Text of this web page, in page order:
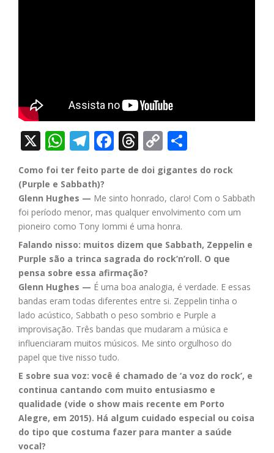
X WhatsApp
Telegram
Facebook
Threads
Copy
Link
Como foi ter feito parte de doi gigantes do rock
(Purple e Sabbath)?
Glenn Hughes — Me sinto honrado, claro! Com o Sabbath
foi período menor, mas qualquer envolvimento com um
pioneiro como Tony Iommi é uma honra.
Falando nisso: muitos dizem que Sabbath, Zeppelin e
Purple são a trinca sagrada do rock’n’roll. O que
pensa sobre essa afirmação?
Glenn Hughes — É uma boa analogia, é verdade. E essas
bandas eram todas diferentes entre si. Zeppelin tinha o
lado acústico, Sabbath o peso sombrio e Purple a
improvisação. Três bandas que mudaram a música e
influenciaram muitos músicos. Me sinto orgulhoso do
papel que tive nisso tudo.
E sobre sua voz: você é chamado de ‘a voz do rock’, e
continua cantando com muito entusiasmo e
qualidade (vide o show mais recente em Porto
Alegre, em 2015). Há algum cuidado especial ou coisa
do tipo que costuma fazer para manter a saúde
vocal?